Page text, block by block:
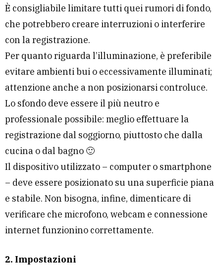
È consigliabile limitare tutti quei rumori di fondo,
che potrebbero creare interruzioni o interferire
con la registrazione.
Per quanto riguarda l’illuminazione, è preferibile
evitare ambienti bui o eccessivamente illuminati;
attenzione anche a non posizionarsi controluce.
Lo sfondo deve essere il più neutro e
professionale possibile: meglio effettuare la
registrazione dal soggiorno, piuttosto che dalla
cucina o dal bagno 🙂
Il dispositivo utilizzato – computer o smartphone
– deve essere posizionato su una superficie piana
e stabile. Non bisogna, infine, dimenticare di
verificare che microfono, webcam e connessione
internet funzionino correttamente.
2. Impostazioni